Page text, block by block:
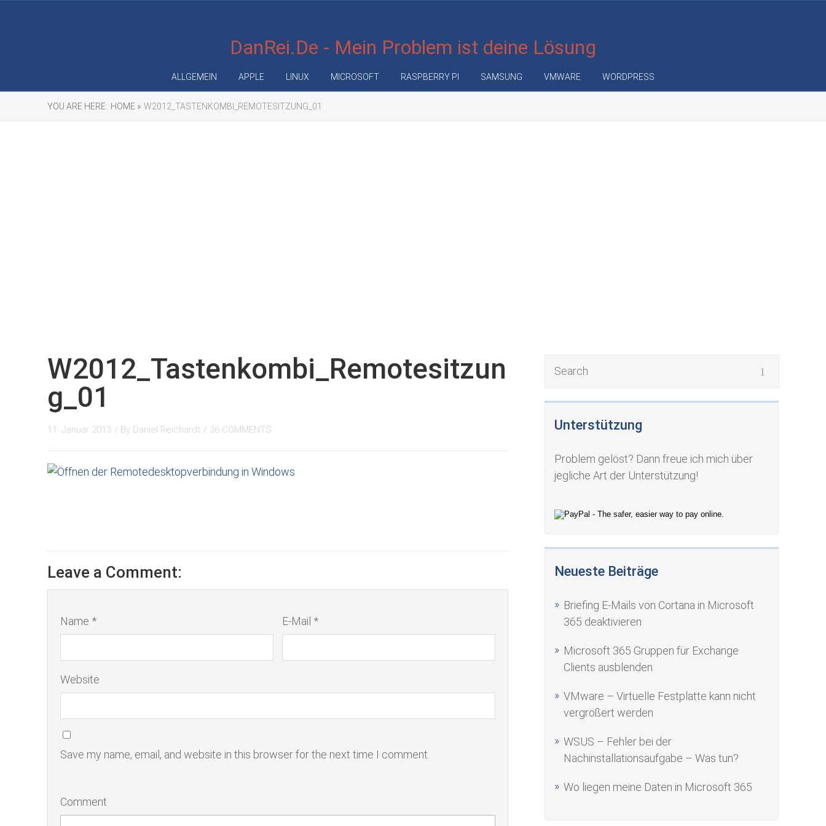
DanRei.De - Mein Problem ist deine Lösung
ALLGEMEIN APPLE LINUX MICROSOFT RASPBERRY PI SAMSUNG VMWARE WORDPRESS
YOU ARE HERE: HOME » W2012_TASTENKOMBI_REMOTESITZUNG_01
Unterstützung
Problem gelöst? Dann freue ich mich über
jegliche Art der Unterstützung!
Neueste Beiträge
Briefing E-Mails von Cortana in Microsoft
365 deaktivieren
Microsoft 365 Gruppen für Exchange
Clients ausblenden
VMware – Virtuelle Festplatte kann nicht
vergrößert werden
WSUS – Fehler bei der
Nachinstallationsaufgabe – Was tun?
Wo liegen meine Daten in Microsoft 365
W2012_Tastenkombi_Remotesitzun
g_01
11. Januar 2013 / By Daniel Reichardt / 36 COMMENTS
Leave a Comment:
Name * E-Mail *
Website
Save my name, email, and website in this browser for the next time I comment.
Comment